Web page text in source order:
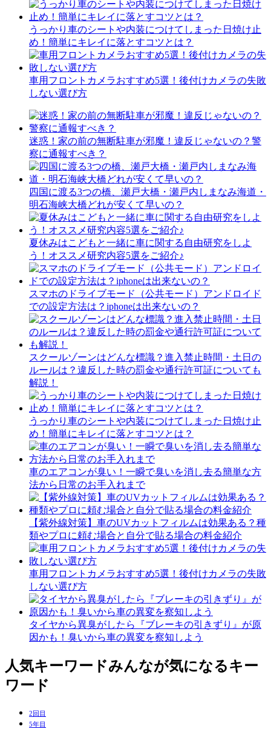
うっかり車のシートや内装につけてしまった日焼け止
め！簡単にキレイに落とすコツとは？
車用フロントカメラおすすめ5選！後付けカメラの失敗
しない選び方
迷惑！家の前の無断駐車が邪魔！違反じゃないの？警
察に通報すべき？
四国に渡る3つの橋、瀬戸大橋・瀬戸内しまなみ海道・
明石海峡大橋どれが安くて早いの？
夏休みはこどもと一緒に車に関する自由研究をしよ
う！オススメ研究内容5選をご紹介♪
スマホのドライブモード（公共モード）アンドロイド
での設定方法は？iphoneは出来ないの？
スクールゾーンはどんな標識？進入禁止時間・土日の
ルールは？違反した時の罰金や通行許可証についても
解説！
うっかり車のシートや内装につけてしまった日焼け止
め！簡単にキレイに落とすコツとは？
車のエアコンが臭い！一瞬で臭いを消し去る簡単な方
法から日常のお手入れまで
【紫外線対策】車のUVカットフィルムは効果ある？種
類やプロに頼む場合と自分で貼る場合の料金紹介
車用フロントカメラおすすめ5選！後付けカメラの失敗
しない選び方
タイヤから異臭がしたら『ブレーキの引きずり』が原
因かも！臭いから車の異変を察知しよう
人気キーワードみんなが気になるキー
ワード
2回目
5年目